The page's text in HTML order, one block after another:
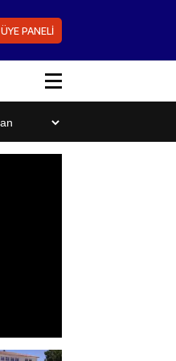
ÜYE PANELİ